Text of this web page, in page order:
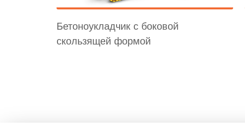
Бетоноукладчик с боковой
скользящей формой